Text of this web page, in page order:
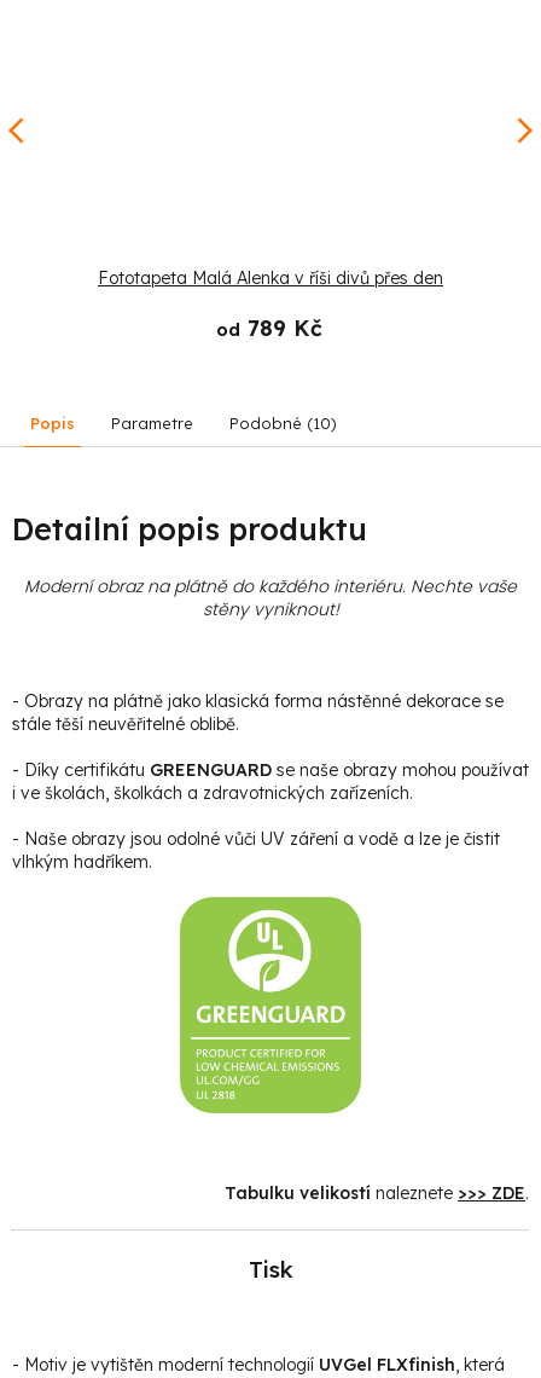
Fototapeta Malá Alenka v říši divů přes den
od 789 Kč
Popis Parametre Podobné (10)
Detailní popis produktu
Moderní obraz na plátně do každého interiéru. Nechte vaše
stěny vyniknout!
- Obrazy na plátně jako klasická forma nástěnné dekorace se
stále těší neuvěřitelné oblibě.
- Díky certifikátu GREENGUARD se naše obrazy mohou používat
i ve školách, školkách a zdravotnických zařízeních.
- Naše obrazy jsou odolné vůči UV záření a vodě a lze je čistit
vlhkým hadříkem.
Tabulku velikostí naleznete >>> ZDE.
Tisk
- Motiv je vytištěn moderní technologií UVGel FLXfinish, která